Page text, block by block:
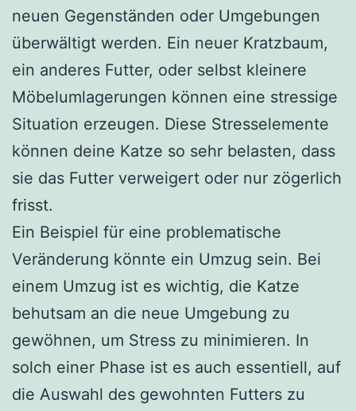
neuen Gegenständen oder Umgebungen
überwältigt werden. Ein neuer Kratzbaum,
ein anderes Futter, oder selbst kleinere
Möbelumlagerungen können eine stressige
Situation erzeugen. Diese Stresselemente
können deine Katze so sehr belasten, dass
sie das Futter verweigert oder nur zögerlich
frisst.
Ein Beispiel für eine problematische
Veränderung könnte ein Umzug sein. Bei
einem Umzug ist es wichtig, die Katze
behutsam an die neue Umgebung zu
gewöhnen, um Stress zu minimieren. In
solch einer Phase ist es auch essentiell, auf
die Auswahl des gewohnten Futters zu